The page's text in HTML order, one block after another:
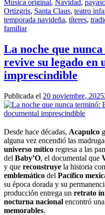
Música original , Navidad,
Ortizgris, Santa Claus, teatro
temporada navideña, títeres,
familiar
La noche que
revive su legado en
imprescindible
Publicada el 20 noviembre, 2025
Desde hace décadas, Acapulco
alguna vez encendió las
universo mítico regresa a las
del Baby’O, el documental que
y que reconstruye la historia
emblemático del Pacífico
su época dorada y su
producción entrega un retrato
nocturna nacional encontró
memorables.